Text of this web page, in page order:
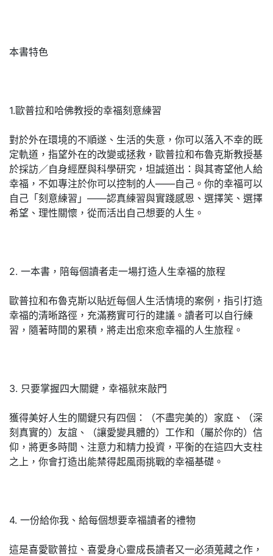
本書特色
1.歐普拉和哈佛教授的幸福刻意練習
對於外在環境的不順遂、生活的失意，你可以落入不幸的既
定軌道，指望外在的改變或拯救，歐普拉和布魯克斯教授基
於採訪／自身經歷與科學研究，坦誠道出：與其寄望他人給
幸福，不如專注於你可以控制的人——自己。你的幸福可以
自己「刻意練習」——認真練習與實踐感恩、選擇笑、選擇
希望、理性關懷，從而活出自己想要的人生。
2. 一本書，陪每個讀者走一場打造人生幸福的旅程
歐普拉和布魯克斯以貼近每個人生活情境的案例，指引打造
幸福的清晰路徑，充滿務實可行的建議。讀者可以自行練
習，隨著時間的累積，將走出愈來愈幸福的人生旅程。
3. 只要掌握四大關鍵，幸福就來敲門
獲得美好人生的關鍵只有四個：（不盡完美的）家庭、（深
刻真實的）友誼、（讓愛變具體的）工作和（屬於你的）信
仰，將更多時間、注意力和精力投資，平衡的在這四大支柱
之上，你會打造出能禁得起風雨挑戰的幸福基礎。
4. 一份給你我、給每個想要幸福讀者的禮物
這是喜愛歐普拉、喜愛身心靈成長讀者又一必須蒐藏之作，